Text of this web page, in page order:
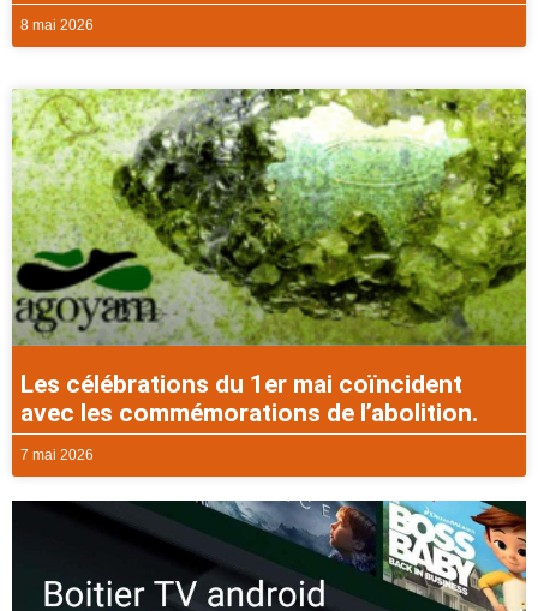
8 mai 2026
Les célébrations du 1er mai coïncident
avec les commémorations de l’abolition.
7 mai 2026